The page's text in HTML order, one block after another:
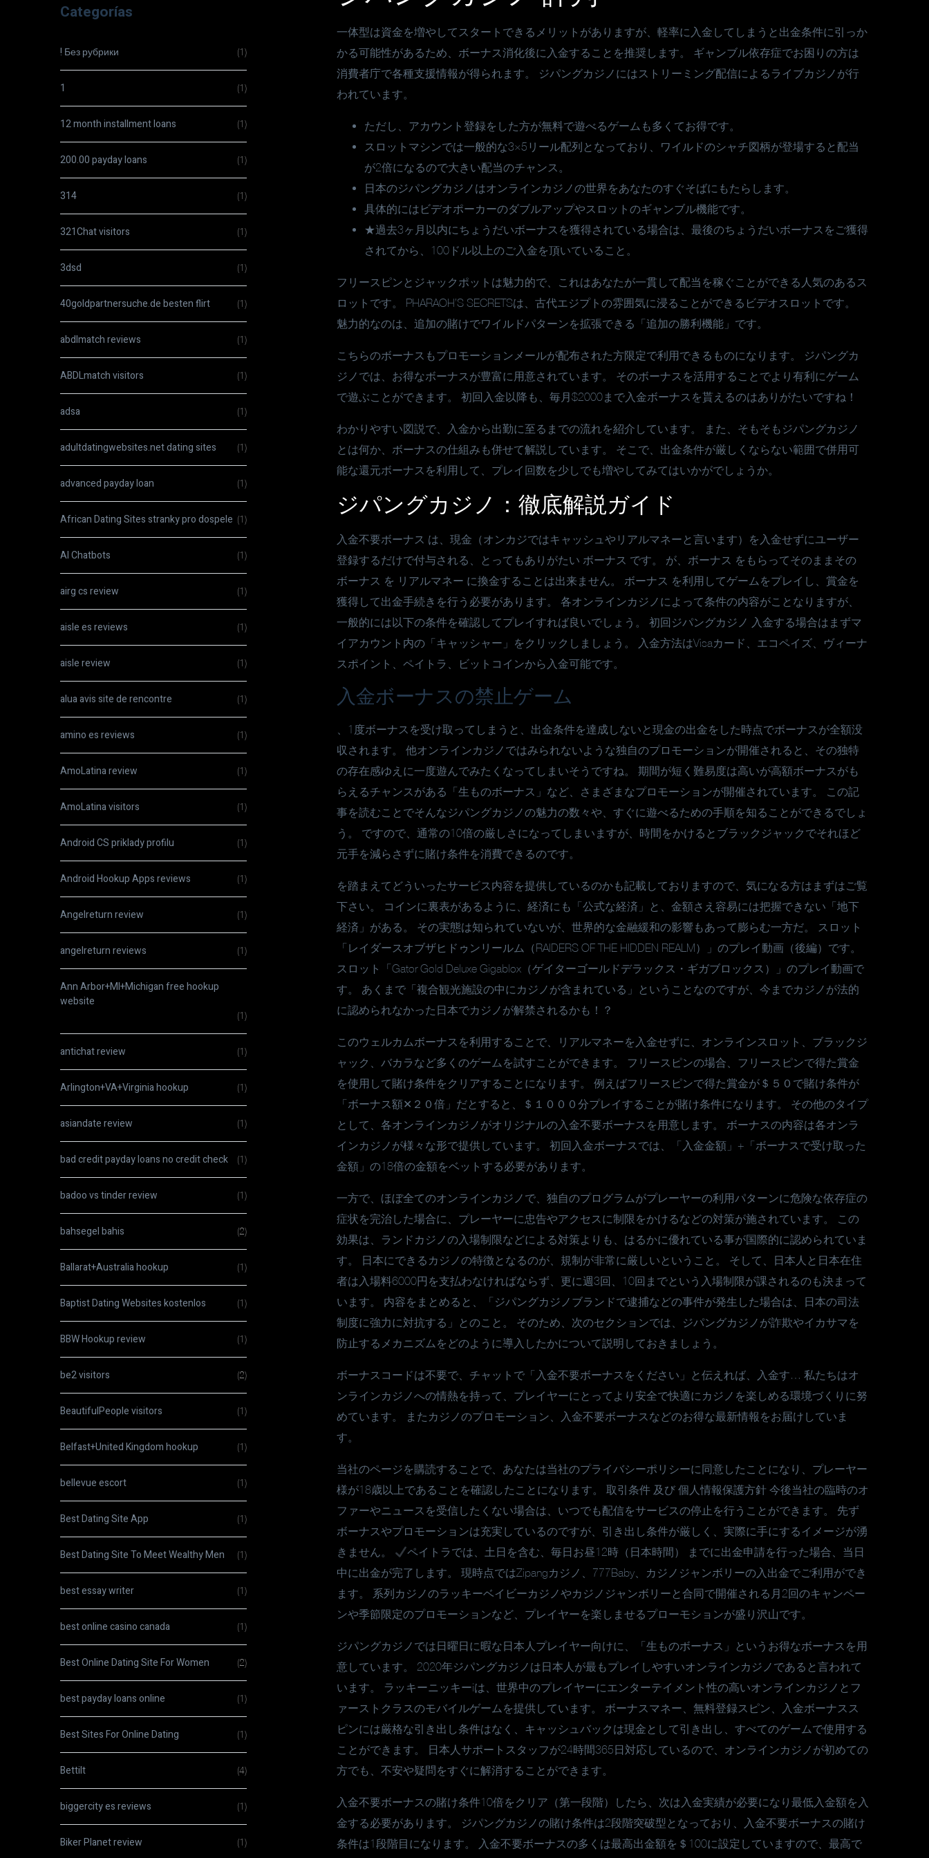
Categorías
! Без рубрики (1)
1 (1)
12 month installment loans (1)
200.00 payday loans (1)
314 (1)
321Chat visitors (1)
3dsd (1)
40goldpartnersuche.de besten flirt (1)
abdlmatch reviews (1)
ABDLmatch visitors (1)
adsa (1)
adultdatingwebsites.net dating sites (1)
advanced payday loan (1)
African Dating Sites stranky pro dospele (1)
AI Chatbots (1)
airg cs review (1)
aisle es reviews (1)
aisle review (1)
alua avis site de rencontre (1)
amino es reviews (1)
AmoLatina review (1)
AmoLatina visitors (1)
Android CS priklady profilu (1)
Android Hookup Apps reviews (1)
Angelreturn review (1)
angelreturn reviews (1)
Ann Arbor+MI+Michigan free hookup
website
(1)
antichat review (1)
Arlington+VA+Virginia hookup (1)
asiandate review (1)
bad credit payday loans no credit check (1)
badoo vs tinder review (1)
bahsegel bahis (2)
Ballarat+Australia hookup (1)
Baptist Dating Websites kostenlos (1)
BBW Hookup review (1)
be2 visitors (2)
BeautifulPeople visitors (1)
Belfast+United Kingdom hookup (1)
bellevue escort (1)
Best Dating Site App (1)
Best Dating Site To Meet Wealthy Men (1)
best essay writer (1)
best online casino canada (1)
Best Online Dating Site For Women (2)
best payday loans online (1)
Best Sites For Online Dating (1)
Bettilt (4)
biggercity es reviews (1)
Biker Planet review (1)
一体型は資金を増やしてスタートできるメリットがありますが、軽率に入金してしまうと出金条件に引っか
かる可能性があるため、ボーナス消化後に入金することを推奨します。 ギャンブル依存症でお困りの方は
消費者庁で各種支援情報が得られます。 ジパングカジノにはストリーミング配信によるライブカジノが行
われています。
ただし、アカウント登録をした方が無料で遊べるゲームも多くてお得です。
スロットマシンでは一般的な3×5リール配列となっており、ワイルドのシャチ図柄が登場すると配当
が2倍になるので大きい配当のチャンス。
日本のジパングカジノはオンラインカジノの世界をあなたのすぐそばにもたらします。
具体的にはビデオポーカーのダブルアップやスロットのギャンブル機能です。
★過去3ヶ月以内にちょうだいボーナスを獲得されている場合は、最後のちょうだいボーナスをご獲得
されてから、100ドル以上のご入金を頂いていること。
フリースピンとジャックポットは魅力的で、これはあなたが一貫して配当を稼ぐことができる人気のあるス
ロットです。 PHARAOH’S SECRETSは、古代エジプトの雰囲気に浸ることができるビデオスロットです。
魅力的なのは、追加の賭けでワイルドパターンを拡張できる「追加の勝利機能」です。
こちらのボーナスもプロモーションメールが配布された方限定で利用できるものになります。 ジパングカ
ジノでは、お得なボーナスが豊富に用意されています。 そのボーナスを活用することでより有利にゲーム
で遊ぶことができます。 初回入金以降も、毎月$2000まで入金ボーナスを貰えるのはありがたいですね！
わかりやすい図説で、入金から出勤に至るまでの流れを紹介しています。 また、そもそもジパングカジノ
とは何か、ボーナスの仕組みも併せて解説しています。 そこで、出金条件が厳しくならない範囲で併用可
能な還元ボーナスを利用して、プレイ回数を少しでも増やしてみてはいかがでしょうか。
ジパングカジノ：徹底解説ガイド
入金不要ボーナス は、現金（オンカジではキャッシュやリアルマネーと言います）を入金せずにユーザー
登録するだけで付与される、とってもありがたい ボーナス です。 が、ボーナス をもらってそのままその
ボーナス を リアルマネー に換金することは出来ません。 ボーナス を利用してゲームをプレイし、賞金を
獲得して出金手続きを行う必要があります。 各オンラインカジノによって条件の内容がことなりますが、
一般的には以下の条件を確認してプレイすれば良いでしょう。 初回ジパングカジノ 入金する場合はまずマ
イアカウント内の「キャッシャー」をクリックしましょう。 入金方法はVisaカード、エコペイズ、ヴィーナ
スポイント、ペイトラ、ビットコインから入金可能です。
入金ボーナスの禁止ゲーム
、1度ボーナスを受け取ってしまうと、出金条件を達成しないと現金の出金をした時点でボーナスが全額没
収されます。 他オンラインカジノではみられないような独自のプロモーションが開催されると、その独特
の存在感ゆえに一度遊んでみたくなってしまいそうですね。 期間が短く難易度は高いが高額ボーナスがも
らえるチャンスがある「生ものボーナス」など、さまざまなプロモーションが開催されています。 この記
事を読むことでそんなジパングカジノの魅力の数々や、すぐに遊べるための手順を知ることができるでしょ
う。 ですので、通常の10倍の厳しさになってしまいますが、時間をかけるとブラックジャックでそれほど
元手を減らさずに賭け条件を消費できるのです。
を踏まえてどういったサービス内容を提供しているのかも記載しておりますので、気になる方はまずはご覧
下さい。 コインに裏表があるように、経済にも「公式な経済」と、金額さえ容易には把握できない「地下
経済」がある。 その実態は知られていないが、世界的な金融緩和の影響もあって膨らむ一方だ。 スロット
「レイダースオブザヒドゥンリールム（RAIDERS OF THE HIDDEN REALM）」のプレイ動画（後編）です。
スロット「Gator Gold Deluxe Gigablox（ゲイターゴールドデラックス・ギガブロックス）」のプレイ動画で
す。 あくまで「複合観光施設の中にカジノが含まれている」ということなのですが、今までカジノが法的
に認められなかった日本でカジノが解禁されるかも！？
このウェルカムボーナスを利用することで、リアルマネーを入金せずに、オンラインスロット、ブラックジ
ャック、バカラなど多くのゲームを試すことができます。 フリースピンの場合、フリースピンで得た賞金
を使用して賭け条件をクリアすることになります。 例えばフリースピンで得た賞金が＄５０で賭け条件が
「ボーナス額✕２０倍」だとすると、＄１０００分プレイすることが賭け条件になります。 その他のタイプ
として、各オンラインカジノがオリジナルの入金不要ボーナスを用意します。 ボーナスの内容は各オンラ
インカジノが様々な形で提供しています。 初回入金ボーナスでは、「入金金額」+「ボーナスで受け取った
金額」の18倍の金額をベットする必要があります。
一方で、ほぼ全てのオンラインカジノで、独自のプログラムがプレーヤーの利用パターンに危険な依存症の
症状を完治した場合に、プレーヤーに忠告やアクセスに制限をかけるなどの対策が施されています。 この
効果は、ランドカジノの入場制限などによる対策よりも、はるかに優れている事が国際的に認められていま
す。 日本にできるカジノの特徴となるのが、規制が非常に厳しいということ。 そして、日本人と日本在住
者は入場料6000円を支払わなければならず、更に週3回、10回までという入場制限が課されるのも決まって
います。 内容をまとめると、「ジパングカジノブランドで逮捕などの事件が発生した場合は、日本の司法
制度に強力に対抗する」とのこと。 そのため、次のセクションでは、ジパングカジノが詐欺やイカサマを
防止するメカニズムをどのように導入したかについて説明しておきましょう。
ボーナスコードは不要で、チャットで「入金不要ボーナスをください」と伝えれば、入金す… 私たちはオ
ンラインカジノへの情熱を持って、プレイヤーにとってより安全で快適にカジノを楽しめる環境づくりに努
めています。 またカジノのプロモーション、入金不要ボーナスなどのお得な最新情報をお届けしていま
す。
当社のページを購読することで、あなたは当社のプライバシーポリシーに同意したことになり、プレーヤー
様が18歳以上であることを確認したことになります。 取引条件 及び 個人情報保護方針 今後当社の臨時のオ
ファーやニュースを受信したくない場合は、いつでも配信をサービスの停止を行うことができます。 先ず
ボーナスやプロモーションは充実しているのですが、引き出し条件が厳しく、実際に手にするイメージが湧
きません。
ペイトラでは、土日を含む、毎日お昼12時（日本時間） までに出金申請を行った場合、当日
中に出金が完了します。 現時点ではZipangカジノ、777Baby、カジノジャンボリーの入出金でご利用ができ
ます。 系列カジノのラッキーベイビーカジノやカジノジャンボリーと合同で開催される月2回のキャンペー
ンや季節限定のプロモーションなど、プレイヤーを楽しませるプローモションが盛り沢山です。
ジパングカジノでは日曜日に暇な日本人プレイヤー向けに、「生ものボーナス」というお得なボーナスを用
意しています。 2020年ジパングカジノは日本人が最もプレイしやすいオンラインカジノであると言われて
います。 ラッキーニッキーiは、世界中のプレイヤーにエンターテイメント性の高いオンラインカジノとフ
ァーストクラスのモバイルゲームを提供しています。 ボーナスマネー、無料登録スピン、入金ボーナスス
ピンには厳格な引き出し条件はなく、キャッシュバックは現金として引き出し、すべてのゲームで使用する
ことができます。 日本人サポートスタッフが24時間365日対応しているので、オンラインカジノが初めての
方でも、不安や疑問をすぐに解消することができます。
入金不要ボーナスの賭け条件10倍をクリア（第一段階）したら、次は入金実績が必要になり最低入金額を入
金する必要があります。 ジパングカジノの賭け条件は2段階突破型となっており、入金不要ボーナスの賭け
条件は1段階目になります。 入金不要ボーナスの多くは最高出金額を＄100に設定していますので、最高で